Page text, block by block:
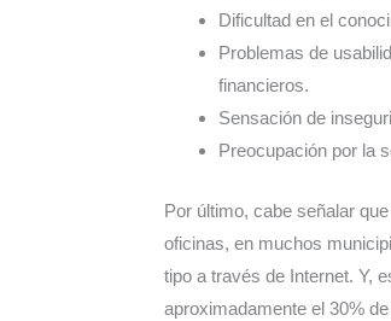
Dificultad en el
Problemas de
financieros.
Sensación de
Preocupación por la
Por último, cabe señalar
oficinas, en muchos
tipo a través de Internet. Y,
aproximadamente el 30%